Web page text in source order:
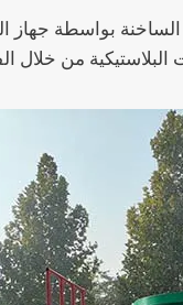
الساخنة بواسطة جهاز
من خلال